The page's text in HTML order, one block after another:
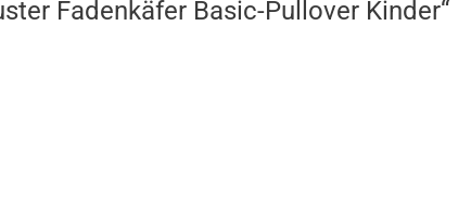
Fadenkäfer Basic-Pullover Kinder“